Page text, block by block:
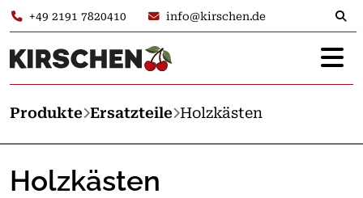
+49 2191 7820410 info@kirschen.de
Produkte Ersatzteile Holzkästen
Holzkästen